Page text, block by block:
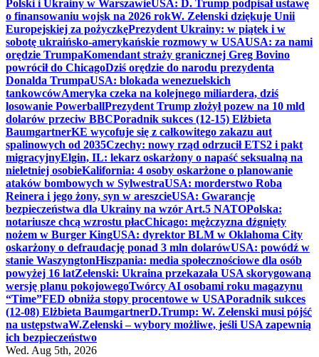
Polski i Ukrainy w WarszawieUSA: D. Trump podpisał ustawę
o finansowaniu wojsk na 2026 rokW. Zełenski dziękuje Unii
Europejskiej za pożyczkęPrezydent Ukrainy: w piątek i w
sobotę ukraińsko-amerykańskie rozmowy w USAUSA: za nami
orędzie TrumpaKomendant straży granicznej Greg Bovino
powrócił do ChicagoDziś orędzie do narodu prezydenta
Donalda TrumpaUSA: blokada wenezuelskich
tankowcówAmeryka czeka na kolejnego miliardera, dziś
losowanie PowerballPrezydent Trump złożył pozew na 10 mld
dolarów przeciw BBCPoradnik sukces (12-15) Elżbieta
BaumgartnerKE wycofuje się z całkowitego zakazu aut
spalinowych od 2035Czechy: nowy rząd odrzucił ETS2 i pakt
migracyjnyElgin, IL: lekarz oskarżony o napaść seksualną na
nieletniej osobieKalifornia: 4 osoby oskarżone o planowanie
ataków bombowych w SylwestraUSA: morderstwo Roba
Reinera i jego żony, syn w areszcieUSA: Gwarancje
bezpieczeństwa dla Ukrainy na wzór Art.5 NATOPolska:
notariusze chcą wzrostu płacChicago: mężczyzna dźgnięty
nożem w Burger KingUSA: dyrektor BLM w Oklahoma City
oskarżony o defraudację ponad 3 mln dolarówUSA: powódź w
stanie WaszyngtonHiszpania: media społecznościowe dla osób
powyżej 16 latZełenski: Ukraina przekazała USA skorygowaną
wersję planu pokojowegoTwórcy AI osobami roku magazynu
“Time”FED obniża stopy procentowe w USAPoradnik sukces
(12-08) Elżbieta BaumgartnerD.Trump: W. Zełenski musi pójść
na ustępstwaW.Zełenski – wybory możliwe, jeśli USA zapewnią
ich bezpieczeństwo
Wed. Aug 5th, 2026